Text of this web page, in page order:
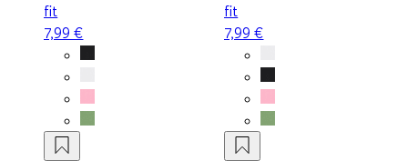
fit
7,99 €
fit
7,99 €